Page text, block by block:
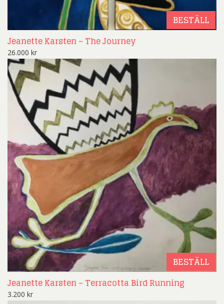
BESTÄLL
Jeanette Karsten – The Journey
26.000 kr
BESTÄLL
Jeanette Karsten – Terracotta Bird Running
3.200 kr